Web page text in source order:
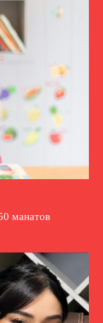
манатов